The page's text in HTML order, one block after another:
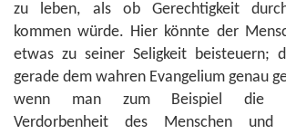
zu leben, als ob Gerechtigkeit
kommen würde. Hier könnte der
etwas zu seiner Seligkeit beisteuern;
gerade dem wahren Evangelium genau
wenn man zum Beispiel die
Verdorbenheit des Menschen